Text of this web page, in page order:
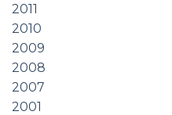
2011
2010
2009
2008
2007
2001